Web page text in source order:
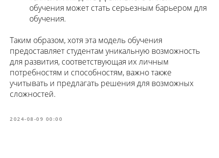
обучения может стать серьезным барьером для
обучения.
Таким образом, хотя эта модель обучения
предоставляет студентам уникальную возможность
для развития, соответствующая их личным
потребностям и способностям, важно также
учитывать и предлагать решения для возможных
сложностей.
2024-08-09 00:00